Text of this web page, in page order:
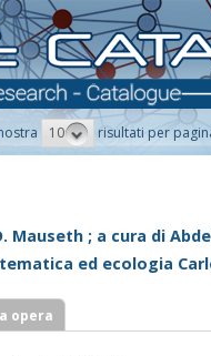
10 risultati per
; a cura di
ed ecologia
opera